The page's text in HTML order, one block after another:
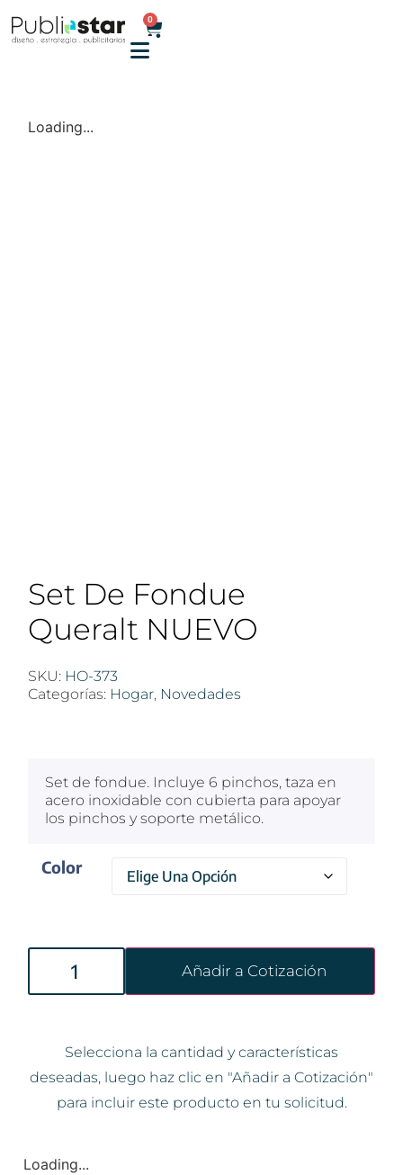
0
Loading...
Set De Fondue
Queralt NUEVO
SKU: HO-373
Categorías: Hogar, Novedades
Set de fondue. Incluye 6 pinchos, taza en
acero inoxidable con cubierta para apoyar
los pinchos y soporte metálico.
Color
Añadir a Cotización
Selecciona la cantidad y características
deseadas, luego haz clic en "Añadir a Cotización"
para incluir este producto en tu solicitud.
Loading...